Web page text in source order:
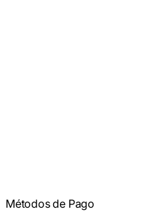
Métodos de Pago